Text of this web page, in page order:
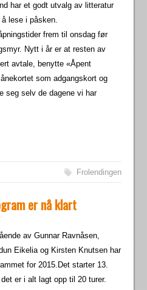
har et godt utvalg av litteratur
lese i påsken.
frem til onsdag før
Nytt i år er at resten av
avtale, benytte «Åpent
som adgangskort og
seg selv de dagene vi har
Frolendingen
er nå klart
av Gunnar Ravnåsen,
Eikelia og Kirsten Knutsen har
for 2015.Det starter 13.
er i alt lagt opp til 20 turer.